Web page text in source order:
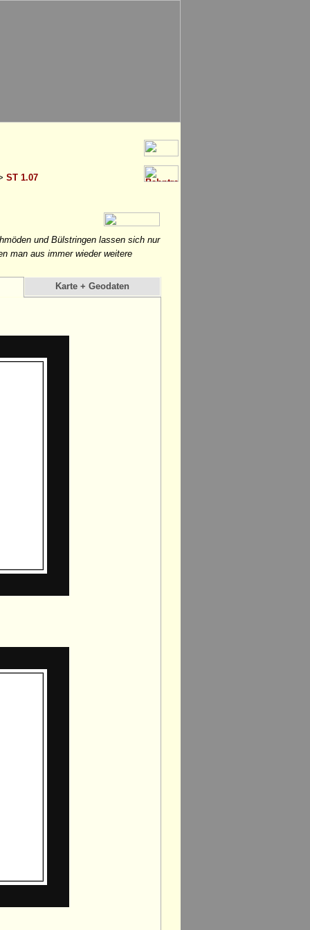
ST 1.07
und Bülstringen lassen sich nur
man aus immer wieder weitere
Karte + Geodaten